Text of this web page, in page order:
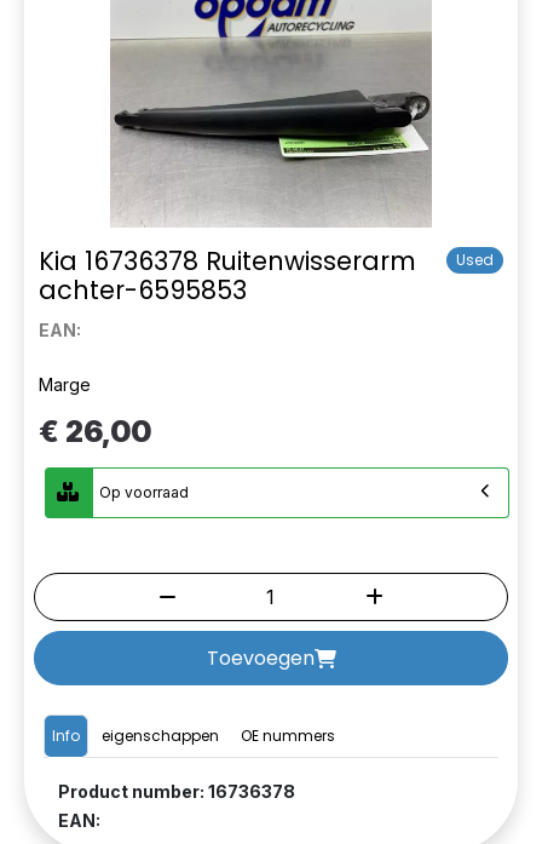
Kia 16736378 Ruitenwisserarm
achter-6595853
Used
EAN:
Info eigenschappen OE nummers
Product number: 16736378
EAN:
Marge
€ 26,00
Op voorraad
Toevoegen